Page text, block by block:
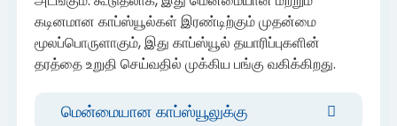
கடினமான காப்ஸ்யூல்கள் இரண்டிற்கும் முதன்மை
மூலப்பொருளாகும், இது காப்ஸ்யூல் தயாரிப்புகளின்
தரத்தை உறுதி செய்வதில் முக்கிய பங்கு வகிக்கிறது.
மென்மையான காப்ஸ்யூலுக்கு